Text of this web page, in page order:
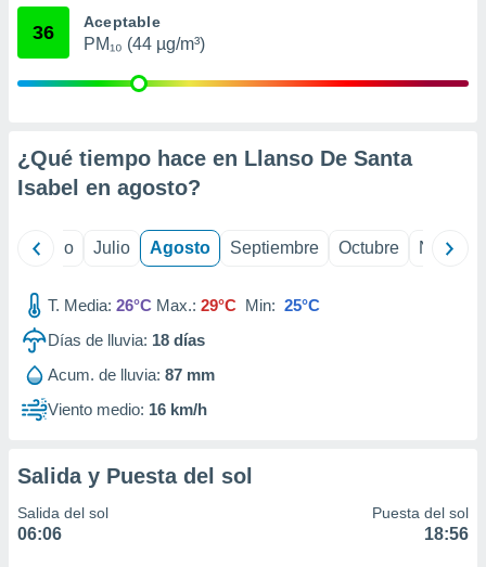
e
publicidad
1199
36 Aceptable
PM₁₀ (44 µg/m³)
¿Qué tiempo hace en Llanso De Santa
Isabel en agosto?
Junio Julio Agosto Septiembre Octubre
T. Media: 26°C Max.: 29°C Min: 25°C
Días de lluvia: 18 días
Acum. de lluvia: 87 mm
Viento medio: 16 km/h
Salida y Puesta del sol
Salida del sol
06:06
Puesta del sol
18:56